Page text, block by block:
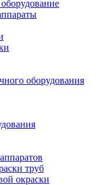
оборудования
труб
окраски